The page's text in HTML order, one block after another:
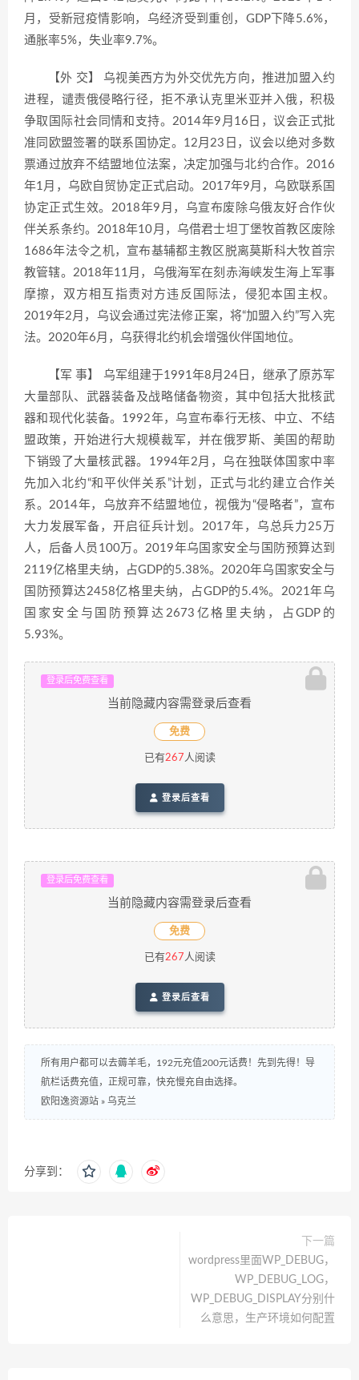
月，受新冠疫情影响，乌经济受到重创，GDP下降5.6%，
通胀率5%，失业率9.7%。
【外 交】 乌视美西方为外交优先方向，推进加盟入约
进程，谴责俄侵略行径，拒不承认克里米亚并入俄，积极
争取国际社会同情和支持。2014年9月16日，议会正式批
准同欧盟签署的联系国协定。12月23日，议会以绝对多数
票通过放弃不结盟地位法案，决定加强与北约合作。2016
年1月，乌欧自贸协定正式启动。2017年9月，乌欧联系国
协定正式生效。2018年9月，乌宣布废除乌俄友好合作伙
伴关系条约。2018年10月，乌借君士坦丁堡牧首教区废除
1686年法令之机，宣布基辅都主教区脱离莫斯科大牧首宗
教管辖。2018年11月，乌俄海军在刻赤海峡发生海上军事
摩擦，双方相互指责对方违反国际法，侵犯本国主权。
2019年2月，乌议会通过宪法修正案，将“加盟入约”写入宪
法。2020年6月，乌获得北约机会增强伙伴国地位。
【军 事】 乌军组建于1991年8月24日，继承了原苏军
大量部队、武器装备及战略储备物资，其中包括大批核武
器和现代化装备。1992年，乌宣布奉行无核、中立、不结
盟政策，开始进行大规模裁军，并在俄罗斯、美国的帮助
下销毁了大量核武器。1994年2月，乌在独联体国家中率
先加入北约“和平伙伴关系”计划，正式与北约建立合作关
系。2014年，乌放弃不结盟地位，视俄为“侵略者”，宣布
大力发展军备，开启征兵计划。2017年，乌总兵力25万
人，后备人员100万。2019年乌国家安全与国防预算达到
2119亿格里夫纳，占GDP的5.38%。2020年乌国家安全与
国防预算达2458亿格里夫纳，占GDP的5.4%。2021年乌
国家安全与国防预算达2673亿格里夫纳，占GDP的
5.93%。
登录后免费查看
当前隐藏内容需登录后查看
免费
已有267人阅读
登录后查看
登录后免费查看
当前隐藏内容需登录后查看
免费
已有267人阅读
登录后查看
所有用户都可以去薅羊毛，192元充值200元话费！先到先得！导
航栏话费充值，正规可靠，快充慢充自由选择。
欧阳逸资源站 » 乌克兰
分享到：
下一篇
wordpress里面WP_DEBUG，
WP_DEBUG_LOG，
WP_DEBUG_DISPLAY分别什
么意思，生产环境如何配置